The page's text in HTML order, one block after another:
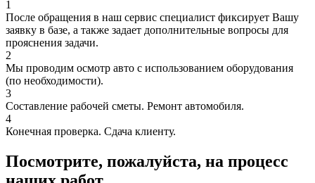
1
После обращения в наш сервис специалист фиксирует Вашу
заявку в базе, а также задает дополнительные вопросы для
прояснения задачи.
2
Мы проводим осмотр авто с использованием оборудования
(по необходимости).
3
Составление рабочей сметы. Ремонт автомобиля.
4
Конечная проверка. Сдача клиенту.
Посмотрите, пожалуйста, на процесс